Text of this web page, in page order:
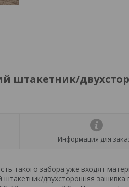
штакетник/
Информация для
такого забора уже входят
двухсторонняя зашивка